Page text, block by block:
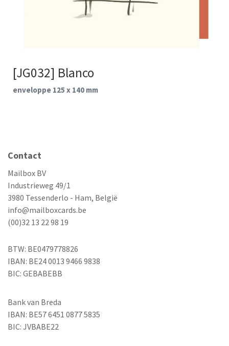
[JG032] Blanco
enveloppe 125 x 140 mm
Contact
Mailbox BV
Industrieweg 49/1
3980 Tessenderlo - Ham, België
info@mailboxcards.be
(00)32 13 22 98 19
BTW: BE0479778826
IBAN: BE24 0013 9466 9838
BIC: GEBABEBB
Bank van Breda
IBAN: BE57 6451 0877 5835
BIC: JVBABE22